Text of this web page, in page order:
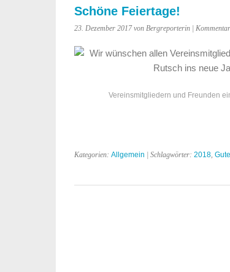
Schöne Feiertage!
23. Dezember 2017 von Bergreporterin |
Vereinsmitgliedern und Freunden
Kategorien: Allgemein | Schlagwörter: 2018,